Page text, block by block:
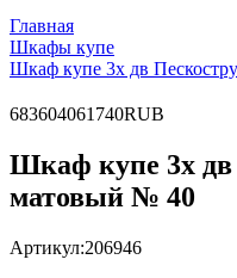
Главная
Шкафы купе
Шкаф купе 3х дв
683604061740RUB
Шкаф купе 3х дв
матовый № 40
Артикул:206946